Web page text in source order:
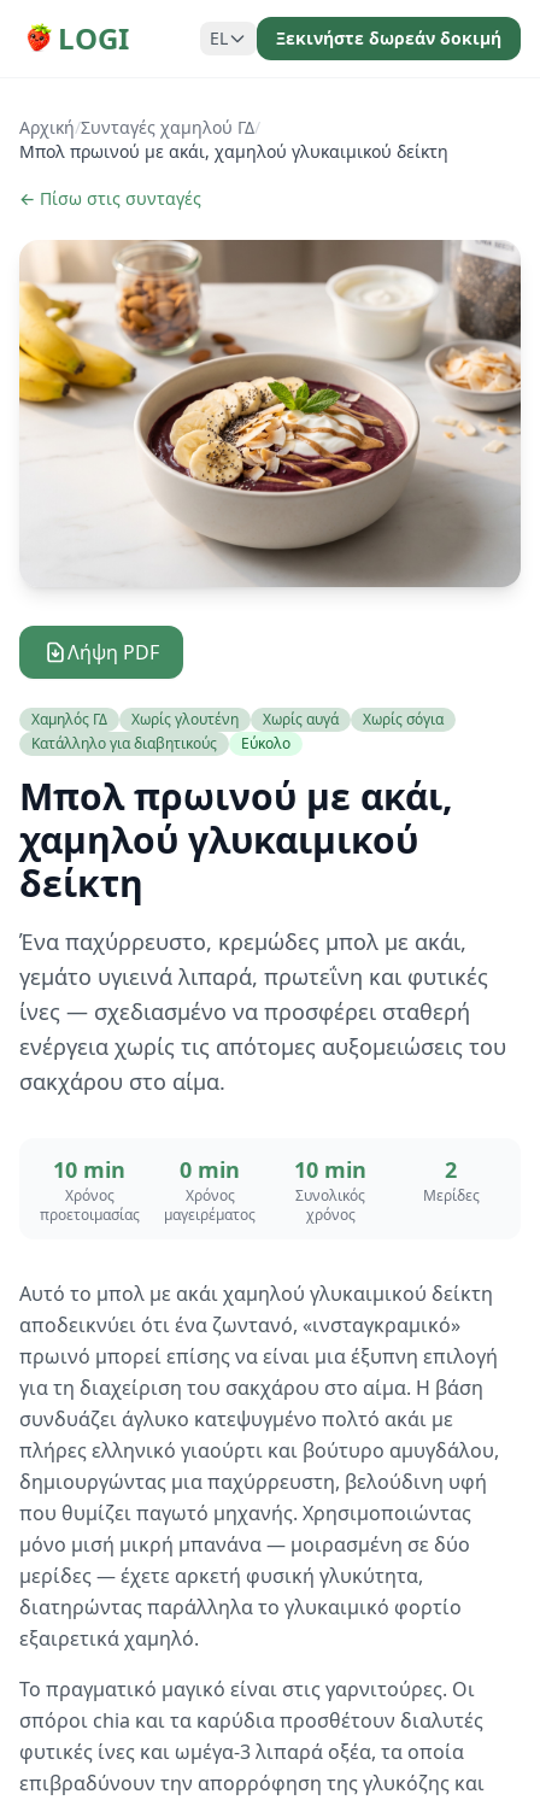
LOGI EL Ξεκινήστε δωρεάν δοκιμή
Αρχική/Συνταγές χαμηλού ΓΔ/
Μπολ πρωινού με ακάι, χαμηλού γλυκαιμικού δείκτη
← Πίσω στις συνταγές
Λήψη PDF
Χαμηλός ΓΔ Χωρίς γλουτένη Χωρίς αυγά
Χωρίς σόγια
Κατάλληλο για διαβητικούς
Εύκολο
Μπολ πρωινού με ακάι,
χαμηλού γλυκαιμικού
δείκτη
Ένα παχύρρευστο, κρεμώδες μπολ με ακάι,
γεμάτο υγιεινά λιπαρά, πρωτεΐνη και φυτικές
ίνες — σχεδιασμένο να προσφέρει σταθερή
ενέργεια χωρίς τις απότομες αυξομειώσεις του
σακχάρου στο αίμα.
10 min
Χρόνος
προετοιμασίας
0 min
Χρόνος
μαγειρέματος
10 min
Συνολικός
χρόνος
2
Μερίδες
Αυτό το μπολ με ακάι χαμηλού γλυκαιμικού δείκτη
αποδεικνύει ότι ένα ζωντανό, «ινσταγκραμικό»
πρωινό μπορεί επίσης να είναι μια έξυπνη επιλογή
για τη διαχείριση του σακχάρου στο αίμα. Η βάση
συνδυάζει άγλυκο κατεψυγμένο πολτό ακάι με
πλήρες ελληνικό γιαούρτι και βούτυρο αμυγδάλου,
δημιουργώντας μια παχύρρευστη, βελούδινη υφή
που θυμίζει παγωτό μηχανής. Χρησιμοποιώντας
μόνο μισή μικρή μπανάνα — μοιρασμένη σε δύο
μερίδες — έχετε αρκετή φυσική γλυκύτητα,
διατηρώντας παράλληλα το γλυκαιμικό φορτίο
εξαιρετικά χαμηλό.
Το πραγματικό μαγικό είναι στις γαρνιτούρες. Οι
σπόροι chia και τα καρύδια προσθέτουν διαλυτές
φυτικές ίνες και ωμέγα-3 λιπαρά οξέα, τα οποία
επιβραδύνουν την απορρόφηση της γλυκόζης και